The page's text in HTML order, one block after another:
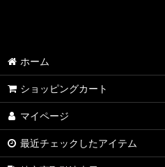
ホーム
ショッピングカート
マイページ
最近チェックしたアイテム